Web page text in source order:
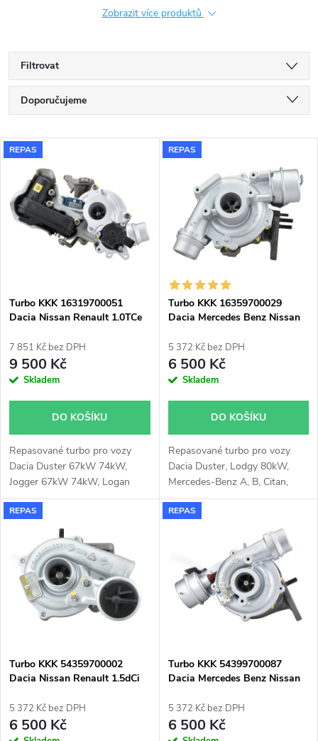
Zobrazit více produktů
Filtrovat
Ř
a
e
p
r
o
u
k
t
ů
Doporučujeme
Nejdražší
Nejprodávanější
Abecedně
V
ý
p
s
p
r
o
d
u
k
ů
REPAS
Turbo KKK 16319700051
Dacia Nissan Renault 1.0TCe
7 851 Kč bez DPH
9 500 Kč
Skladem
DO KOŠÍKU
Repasované turbo pro vozy
Dacia Duster 67kW 74kW,
Jogger 67kW 74kW, Logan
74kW, Sandero 67kW 74kW,
Nissan Micra 68kW 74kW,
Renault Captur 67kW 74kW,
Clio 67kW 74kW
REPAS
Turbo KKK 16359700029
Dacia Mercedes Benz Nissan
5 372 Kč bez DPH
6 500 Kč
Skladem
DO KOŠÍKU
Repasované turbo pro vozy
Dacia Duster, Lodgy 80kW,
Mercedes-Benz A, B, Citan,
CLA, GLA 66kW 80kW 81kW,
Nissan NV200, Juke, Pulsar,
Qashqai 81kW, Renault Captur,
Clio, Fluence, Grand Scénic,
Kadjar, Kangoo, Megane,
Scénic, Talisman 66kW 70kW
81kW
REPAS
Turbo KKK 54359700002
Dacia Nissan Renault 1.5dCi
5 372 Kč bez DPH
6 500 Kč
REPAS
Turbo KKK 54399700087
Dacia Mercedes Benz Nissan
5 372 Kč bez DPH
6 500 Kč